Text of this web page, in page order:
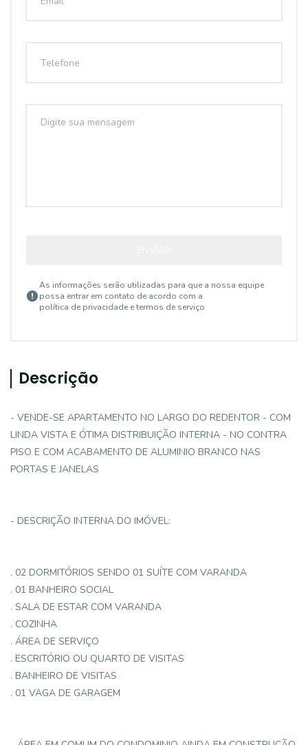
As informações serão utilizadas para que a nossa equipe
possa entrar em contato de acordo com a
política de privacidade e termos de serviço
Descrição
- VENDE-SE APARTAMENTO NO LARGO DO REDENTOR - COM
LINDA VISTA E ÓTIMA DISTRIBUIÇÃO INTERNA - NO CONTRA
PISO E COM ACABAMENTO DE ALUMINIO BRANCO NAS
PORTAS E JANELAS
- DESCRIÇÃO INTERNA DO IMÓVEL:
. 02 DORMITÓRIOS SENDO 01 SUÍTE COM VARANDA
. 01 BANHEIRO SOCIAL
. SALA DE ESTAR COM VARANDA
. COZINHA
. ÁREA DE SERVIÇO
. ESCRITÓRIO OU QUARTO DE VISITAS
. BANHEIRO DE VISITAS
. 01 VAGA DE GARAGEM